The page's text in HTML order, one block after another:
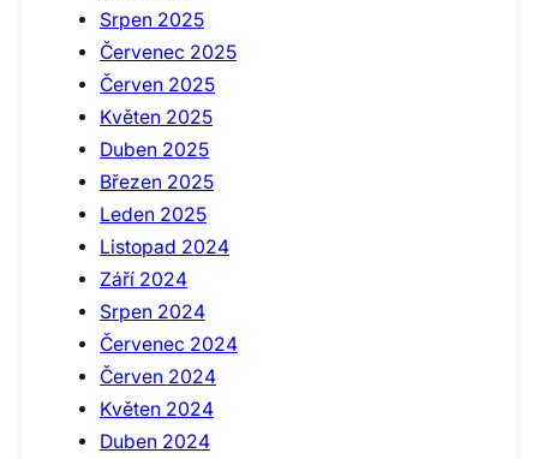
Srpen 2025
Červenec 2025
Červen 2025
Květen 2025
Duben 2025
Březen 2025
Leden 2025
Listopad 2024
Září 2024
Srpen 2024
Červenec 2024
Červen 2024
Květen 2024
Duben 2024